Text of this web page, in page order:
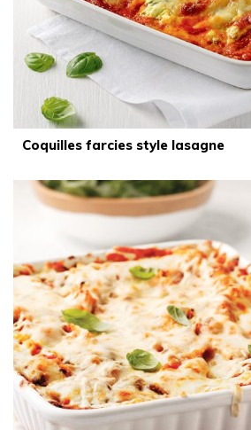
Coquilles farcies style lasagne